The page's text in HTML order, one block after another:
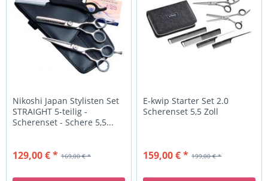
Nikoshi Japan Stylisten Set
STRAIGHT 5-teilig -
Scherenset - Schere 5,5...
169,00 € *
129,00 € *
E-kwip Starter Set 2.0
Scherenset 5,5 Zoll
199,00 € *
159,00 € *